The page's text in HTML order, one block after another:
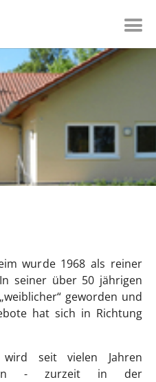
wurde 1968 als reiner
seiner über 50 jährigen
geworden und
hat sich in Richtung
seit vielen Jahren
- zurzeit in der